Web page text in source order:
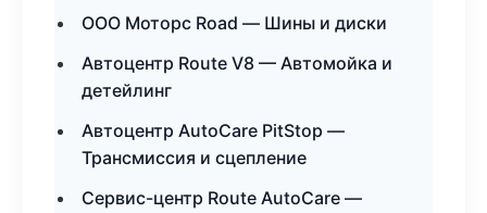
ООО Моторс Road — Шины и диски
Автоцентр Route V8 — Автомойка и
детейлинг
Автоцентр AutoCare PitStop —
Трансмиссия и сцепление
Сервис-центр Route AutoCare —